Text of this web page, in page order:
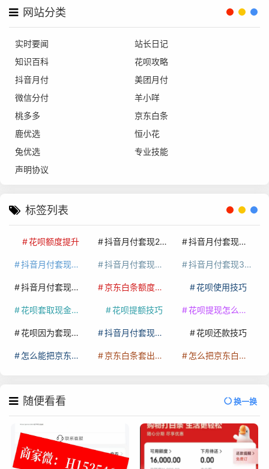
网站分类
实时要闻
站长日记
知识百科
花呗攻略
抖音月付
美团月付
微信分付
羊小咩
桃多多
京东白条
鹿优选
恒小花
兔优选
专业技能
声明协议
标签列表
花呗额度提升 抖音月付套现24小时接单 抖音月付套现怎么套
抖音月付套现多少手续费 抖音月付套现商家有哪些 抖音月付套现30秒技巧
抖音月付套现最新方法 京东白条额度提升 花呗使用技巧
花呗套取现金最佳方法 花呗提额技巧 花呗提现怎么操作
花呗因为套现被限额了这种情况要多久才会好 抖音月付套现秒回100起 花呗还款技巧
怎么能把京东白条额度钱套出来 京东白条套出来手续费多少 怎么把京东白条的钱取出来
随便看看 换一换